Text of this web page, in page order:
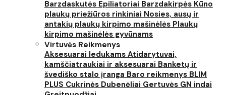
Barzdaskutės Epiliatoriai Barzdakirpės Kūno
plaukų priežiūros rinkiniai Nosies, ausų ir
antakių plaukų kirpimo mašinėlės Plaukų
kirpimo mašinėlės gyvūnams
Virtuvės Reikmenys
Aksesuarai ledukams Atidarytuvai,
kamščiatraukiai ir aksesuarai Banketų ir
švediško stalo įranga Baro reikmenys BLIM
PLUS Cukrinės Dubenėliai Gertuvės GN indai